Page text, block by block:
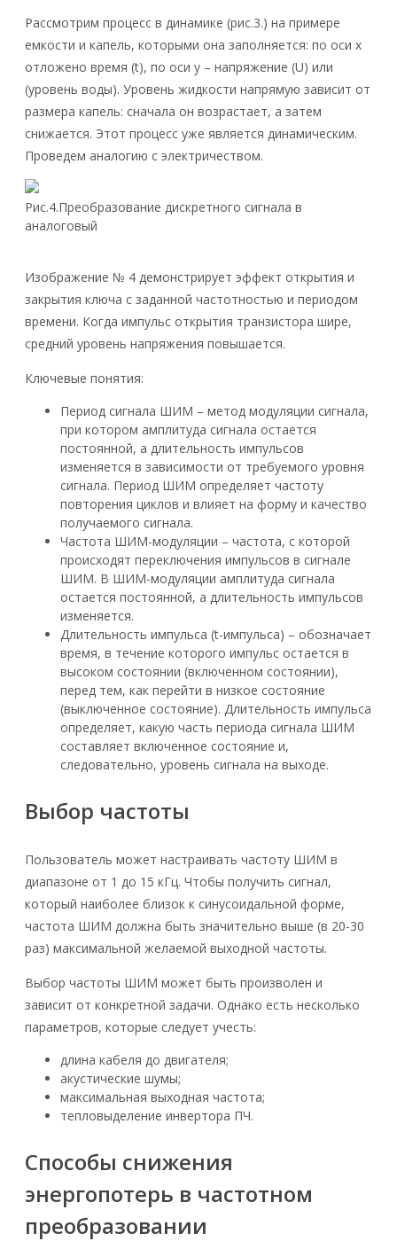
Рассмотрим процесс в динамике (рис.3.) на примере
емкости и капель, которыми она заполняется: по оси x
отложено время (t), по оси y – напряжение (U) или
(уровень воды). Уровень жидкости напрямую зависит от
размера капель: сначала он возрастает, а затем
снижается. Этот процесс уже является динамическим.
Проведем аналогию с электричеством.
Рис.4.Преобразование дискретного сигнала в
аналоговый
Изображение № 4 демонстрирует эффект открытия и
закрытия ключа с заданной частотностью и периодом
времени. Когда импульс открытия транзистора шире,
средний уровень напряжения повышается.
Ключевые понятия:
Период сигнала ШИМ – метод модуляции сигнала,
при котором амплитуда сигнала остается
постоянной, а длительность импульсов
изменяется в зависимости от требуемого уровня
сигнала. Период ШИМ определяет частоту
повторения циклов и влияет на форму и качество
получаемого сигнала.
Частота ШИМ-модуляции – частота, с которой
происходят переключения импульсов в сигнале
ШИМ. В ШИМ-модуляции амплитуда сигнала
остается постоянной, а длительность импульсов
изменяется.
Длительность импульса (t-импульса) – обозначает
время, в течение которого импульс остается в
высоком состоянии (включенном состоянии),
перед тем, как перейти в низкое состояние
(выключенное состояние). Длительность импульса
определяет, какую часть периода сигнала ШИМ
составляет включенное состояние и,
следовательно, уровень сигнала на выходе.
Выбор частоты
Пользователь может настраивать частоту ШИМ в
диапазоне от 1 до 15 кГц. Чтобы получить сигнал,
который наиболее близок к синусоидальной форме,
частота ШИМ должна быть значительно выше (в 20-30
раз) максимальной желаемой выходной частоты.
Выбор частоты ШИМ может быть произволен и
зависит от конкретной задачи. Однако есть несколько
параметров, которые следует учесть:
длина кабеля до двигателя;
акустические шумы;
максимальная выходная частота;
тепловыделение инвертора ПЧ.
Способы снижения
энергопотерь в частотном
преобразовании